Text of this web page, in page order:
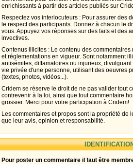
enrichissants à partir des articles publiés sur
Respectez vos interlocuteurs : Pour assurer des
le respect des participants. Donnez à chacun le
vous. Appuyez vos réponses sur des faits et des
invectives.
Contenus illicites : Le contenu des
et réglementations en vigueur. Sont notamment
antisémites, diffamatoires ou injurieux,
vie privée d'une personne, utilisant des oeuvres
(textes, photos, vidéos...).
Cridem se réserve le droit de ne pas valider tout
contrevenir à la loi, ainsi que tout commentaire
grossier. Merci pour votre participation à Cridem!
Les commentaires et propos sont la propriété de
que leur avis, opinion et responsabilité.
Pour poster un commentaire il faut être